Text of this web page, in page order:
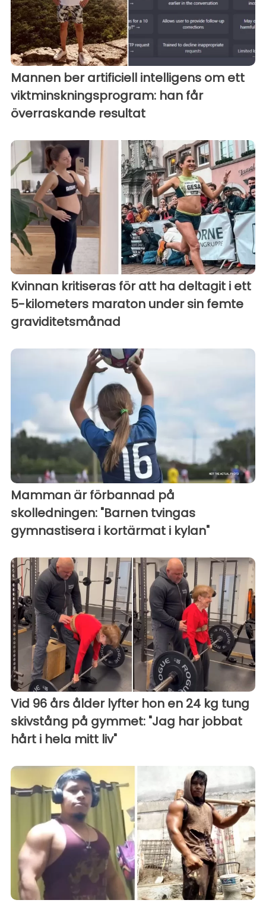
Mannen ber artificiell intelligens om ett
viktminskningsprogram: han får
överraskande resultat
Kvinnan kritiseras för att ha deltagit i ett
5-kilometers maraton under sin femte
graviditetsmånad
Mamman är förbannad på
skolledningen: "Barnen tvingas
gymnastisera i kortärmat i kylan"
Vid 96 års ålder lyfter hon en 24 kg tung
skivstång på gymmet: "Jag har jobbat
hårt i hela mitt liv"